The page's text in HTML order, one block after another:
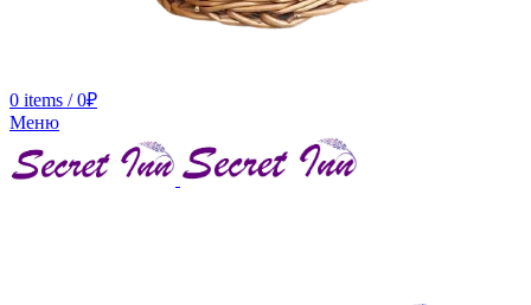
0 items / 0₽
Меню